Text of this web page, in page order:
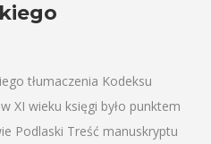
tłumaczenia Kodeksu
XI wieku księgi było punktem
Podlaski Treść manuskryptu